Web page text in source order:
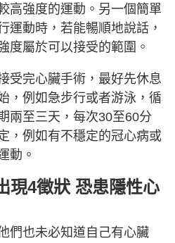
高強度的運動。另一個簡單
運動時，若能暢順地說話，
度屬於可以接受的範圍。
受完心臟手術，最好先休息
，例如急步行或者游泳，循
兩至三天，每次30至60分
，例如有不穩定的冠心病或
動。
現4徵狀 恐患隱性心
們也未必知道自己有心臟